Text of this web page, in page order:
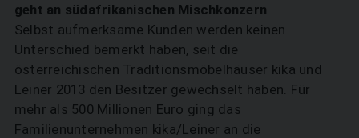
geht an südafrikanischen Mischkonzern
Selbst aufmerksame Kunden werden keinen
Unterschied bemerkt haben, seit die
österreichischen Traditionsmöbelhäuser kika und
Leiner 2013 den Besitzer gewechselt haben. Für
mehr als 500 Millionen Euro ging das
Familienunternehmen kika/Leiner an die